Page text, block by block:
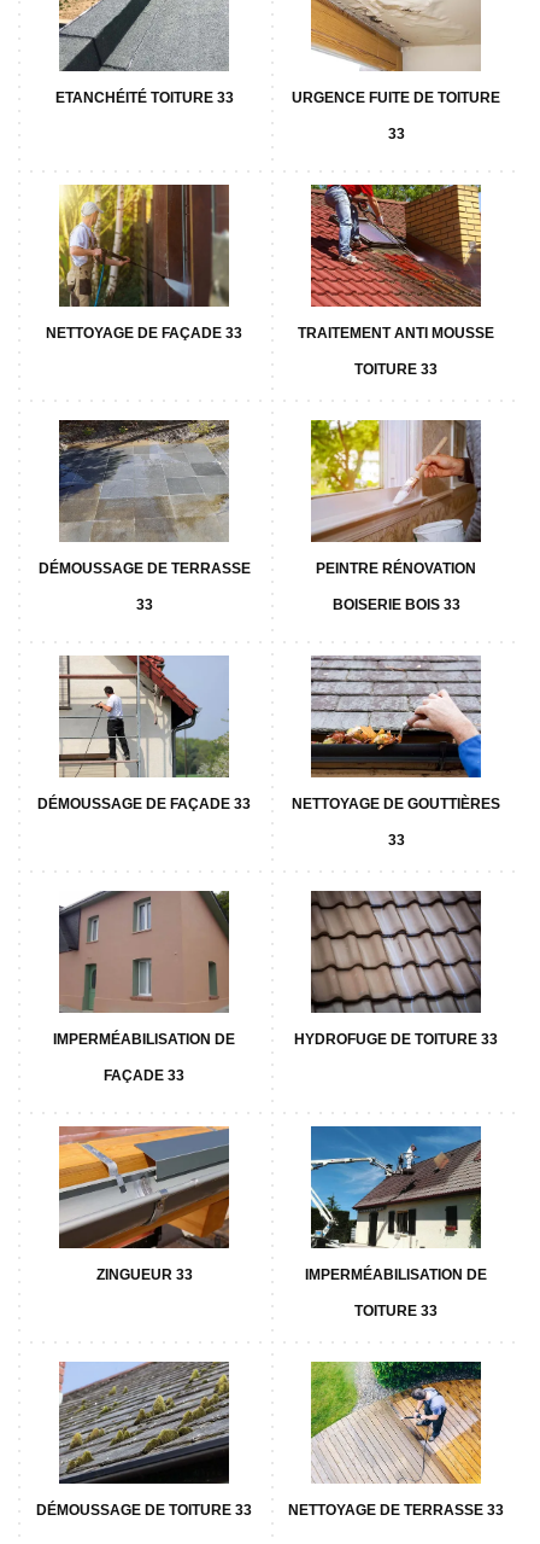
ETANCHÉITÉ TOITURE 33 URGENCE FUITE DE TOITURE
33
NETTOYAGE DE FAÇADE 33 TRAITEMENT ANTI MOUSSE
TOITURE 33
DÉMOUSSAGE DE TERRASSE
33
PEINTRE RÉNOVATION
BOISERIE BOIS 33
DÉMOUSSAGE DE FAÇADE 33 NETTOYAGE DE GOUTTIÈRES
33
IMPERMÉABILISATION DE
FAÇADE 33
HYDROFUGE DE TOITURE 33
ZINGUEUR 33 IMPERMÉABILISATION DE
TOITURE 33
DÉMOUSSAGE DE TOITURE 33 NETTOYAGE DE TERRASSE 33